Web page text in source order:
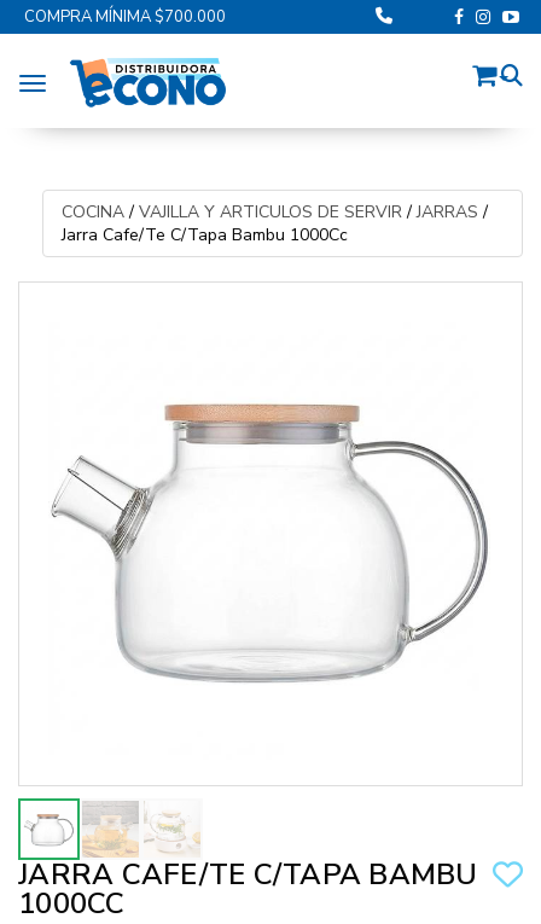
COMPRA MÍNIMA $700.000
Toggle navigation
COCINA/ VAJILLA Y ARTICULOS DE SERVIR/JARRAS /
Jarra Cafe/Te C/Tapa Bambu 1000Cc
JARRA CAFE/TE C/TAPA BAMBU
1000CC